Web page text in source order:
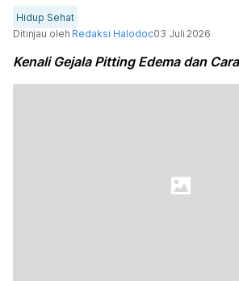
Hidup Sehat
Ditinjau oleh Redaksi Halodoc03 Juli 2026
Kenali Gejala Pitting Edema dan